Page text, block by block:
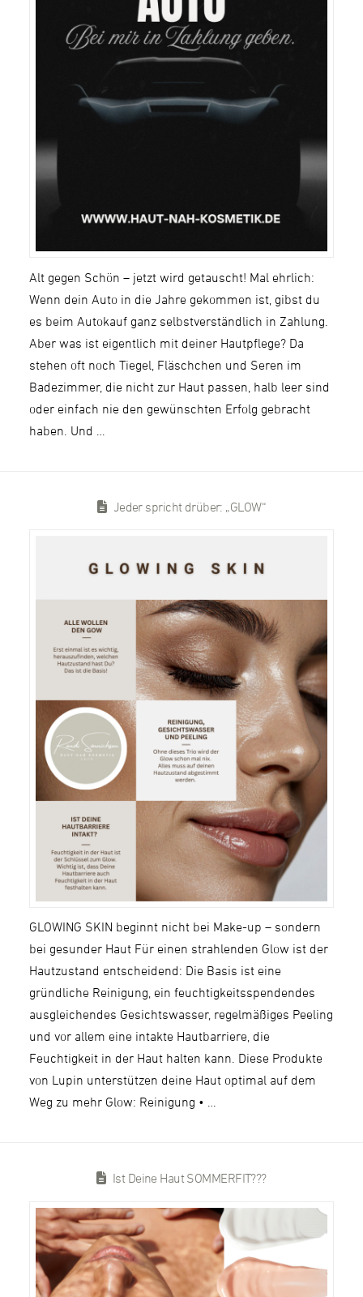
Alt gegen Schön – jetzt wird getauscht! Mal ehrlich:
Wenn dein Auto in die Jahre gekommen ist, gibst du
es beim Autokauf ganz selbstverständlich in Zahlung.
Aber was ist eigentlich mit deiner Hautpflege? Da
stehen oft noch Tiegel, Fläschchen und Seren im
Badezimmer, die nicht zur Haut passen, halb leer sind
oder einfach nie den gewünschten Erfolg gebracht
haben. Und …
Jeder spricht drüber: „GLOW“
GLOWING SKIN beginnt nicht bei Make-up – sondern
bei gesunder Haut Für einen strahlenden Glow ist der
Hautzustand entscheidend: Die Basis ist eine
gründliche Reinigung, ein feuchtigkeitsspendendes
ausgleichendes Gesichtswasser, regelmäßiges Peeling
und vor allem eine intakte Hautbarriere, die
Feuchtigkeit in der Haut halten kann. Diese Produkte
von Lupin unterstützen deine Haut optimal auf dem
Weg zu mehr Glow: Reinigung • …
Ist Deine Haut SOMMERFIT???